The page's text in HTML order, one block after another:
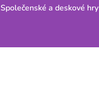
Společenské a deskové hry